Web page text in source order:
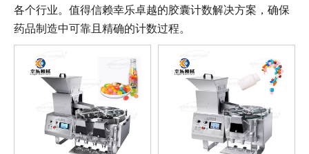
各个行业。值得信赖幸乐卓越的胶囊计数解决方案，确保
药品制造中可靠且精确的计数过程。